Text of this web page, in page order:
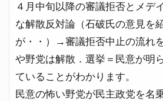
４月中旬以降の審議拒否とメデ
な解散反対論（石破氏の意見を
が・・）→審議拒否中止の流れ
や野党は解散．選挙＝民意が明
ていることがわかります。
民意の怖い野党が民主政党を名